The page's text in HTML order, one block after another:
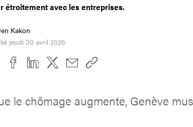
étroitement avec les entreprises.
Kakon
jeudi 30 avril 2026
le chômage augmente, Genève